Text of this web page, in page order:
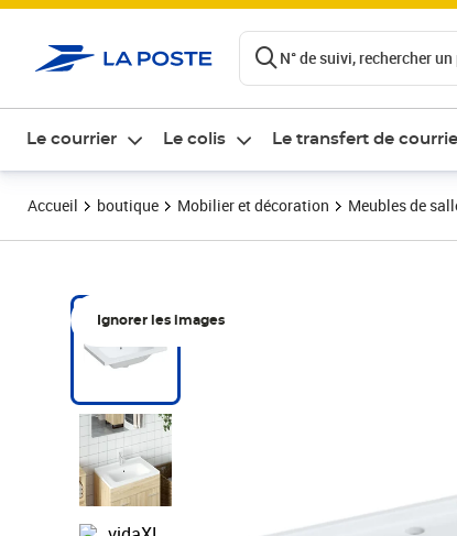
N° de suivi, rechercher
Le courrier Le colis Le transfert de
Accueil boutique Mobilier et décoration Meubles de
Ignorer les images